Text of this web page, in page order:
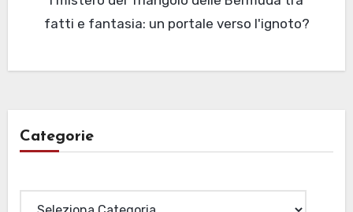
fatti e fantasia: un portale verso l'ignoto?
Categorie